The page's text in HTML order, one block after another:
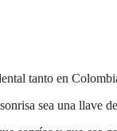
tanto en
sea una llave